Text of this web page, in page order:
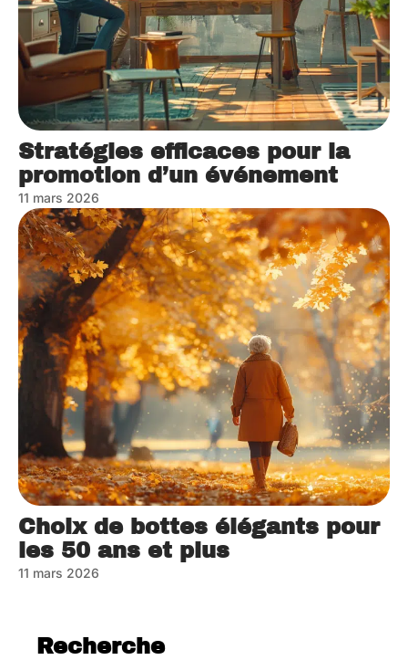
Stratégies efficaces pour la
promotion d’un événement
11 mars 2026
Choix de bottes élégants pour
les 50 ans et plus
11 mars 2026
Recherche